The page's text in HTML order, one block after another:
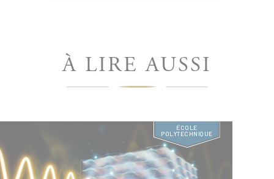
À LIRE AUSSI
ÉCOLE
POLYTECHNIQUE